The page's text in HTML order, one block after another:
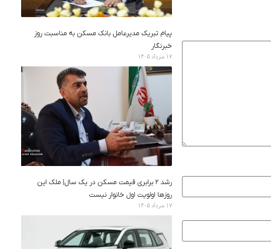
پیام تبریک مدیرعامل بانک مسکن به مناسبت روز
خبرنگار
۱۷ مرداد ۱۴۰۵
رشد ۲ برابری قیمت مسکن در یک سال| ملک این
روزها اولویت اول خانوار نیست
۱۷ مرداد ۱۴۰۵